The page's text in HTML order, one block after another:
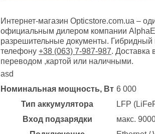
Интернет-магазин Opticstore.com.ua –
официальным дилером компании
разрешительные документы.
телефону +38 (063) 7-987-987. Доставка
переводом ,картой или наличными.
asd
Номинальная мощность, Вт 6 000
Тип аккумулятора
LFP
Вход подзарядки
макс.